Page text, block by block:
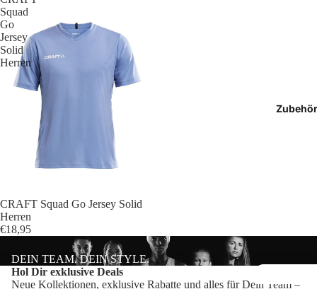
Hosen
Zubehör
Squad
Go
Jersey
Solid
Herren
CRAFT Squad Go Jersey Solid
Herren
€18,95
DEIN TEAM. DEIN STYLE.
Hol Dir exklusive Deals
Neue Kollektionen, exklusive Rabatte und alles für Dein Team –
Datenschutzerklärung